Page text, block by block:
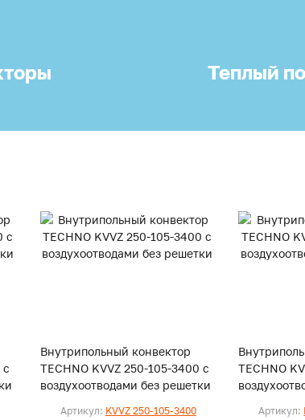
Теплый
с
Внутрипольный конвектор
TECHNO KVVZ 250-105-3400 с
воздухоотводами без решетки
Артикул: KVVZ 250-105-3400
TECHNO
Артикул: